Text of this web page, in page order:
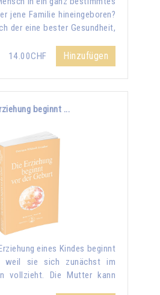
jene Familie hineingeboren?
der eine bester Gesundheit,
14.00CHF
Hinzufügen
beginnt ...
eines Kindes beginnt
weil sie sich zunächst im
vollzieht. Die Mutter kann